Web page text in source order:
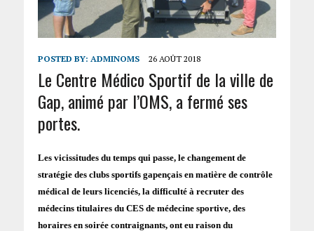
POSTED BY: ADMINOMS 26 AOÛT 2018
Le Centre Médico Sportif de la ville de
Gap, animé par l’OMS, a fermé ses
portes.
Les vicissitudes du temps qui passe, le changement de
stratégie des clubs sportifs gapençais en matière de contrôle
médical de leurs licenciés, la difficulté à recruter des
médecins titulaires du CES de médecine sportive, des
horaires en soirée contraignants, ont eu raison du